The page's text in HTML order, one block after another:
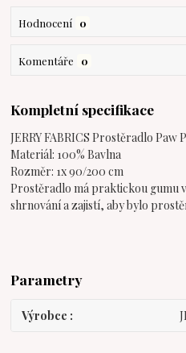
Hodnocení 0
Komentáře 0
Kompletní specifikace
JERRY FABRICS Prostěradlo Paw
Materiál: 100% Bavlna
Rozměr: 1x 90/200 cm
Prostěradlo má praktickou gumu
shrnování a zajistí, aby bylo
Parametry
Výrobce